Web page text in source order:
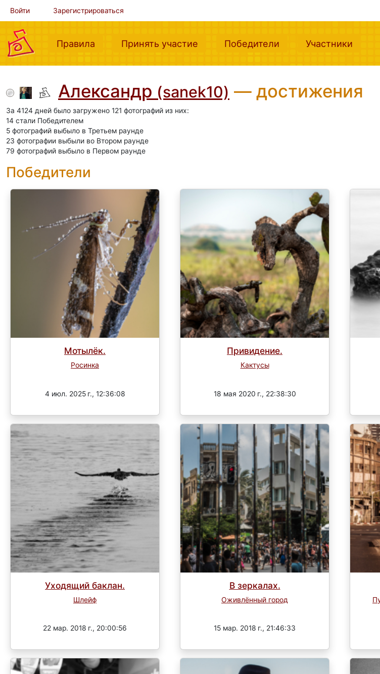
Войти Зарегистрироваться
Правила (current)Принять участие (current)Победители (current)Участники
Александр (sanek10) — достижения
За 4124 дней было загружено 121 фотографий из них:
14 стали Победителем
5 фотографий выбыло в Третьем раунде
23 фотографии выбыли во Втором раунде
79 фотографий выбыло в Первом раунде
Победители
Мотылёк.
Росинка
4 июл. 2025 г., 12:36:08
Привидение.
Кактусы
18 мая 2020 г., 22:38:30
Уходящий баклан.
Шлейф
22 мар. 2018 г., 20:00:56
В зеркалах.
Оживлённый город
15 мар. 2018 г., 21:46:33